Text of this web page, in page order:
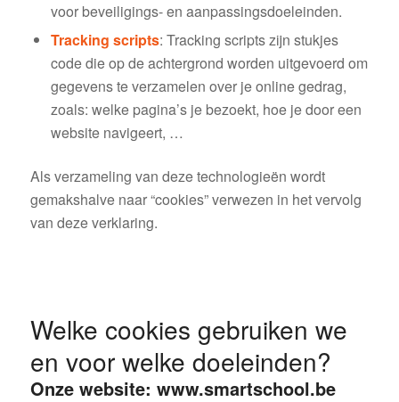
voor beveiligings- en aanpassingsdoeleinden.
Tracking scripts: Tracking scripts zijn stukjes
code die op de achtergrond worden uitgevoerd om
gegevens te verzamelen over je online gedrag,
zoals: welke pagina’s je bezoekt, hoe je door een
website navigeert, …
Als verzameling van deze technologieën wordt
gemakshalve naar “cookies” verwezen in het vervolg
van deze verklaring.
Welke cookies gebruiken we
en voor welke doeleinden?
Onze website: www.smartschool.be